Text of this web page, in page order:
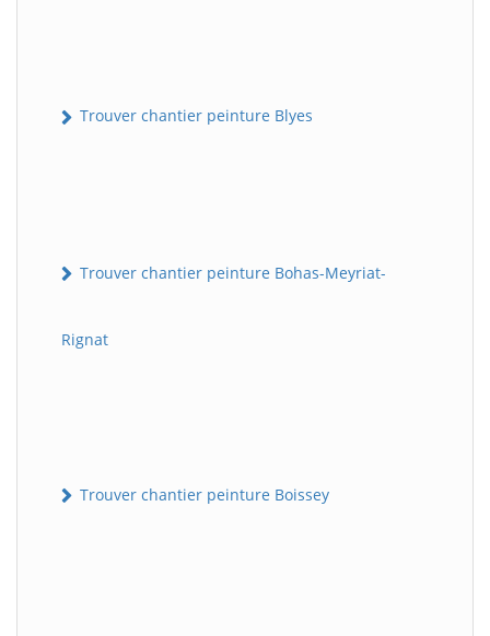
Trouver chantier peinture Blyes
Trouver chantier peinture Bohas-Meyriat-
Rignat
Trouver chantier peinture Boissey